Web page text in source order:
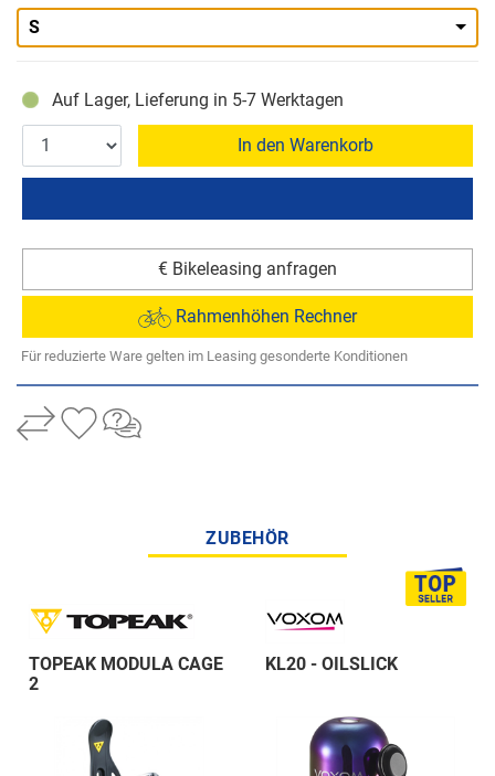
S
Auf Lager, Lieferung in 5-7 Werktagen
In den Warenkorb
€ Bikeleasing anfragen
Rahmenhöhen Rechner
Für reduzierte Ware gelten im Leasing gesonderte Konditionen
ZUBEHÖR
TOPEAK MODULA CAGE
2
KL20 - OILSLICK